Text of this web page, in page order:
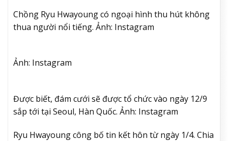
Chồng Ryu Hwayoung có ngoại hình thu hút không
thua người nổi tiếng. Ảnh: Instagram
Ảnh: Instagram
Được biết, đám cưới sẽ được tổ chức vào ngày 12/9
sắp tới tại Seoul, Hàn Quốc. Ảnh: Instagram
Ryu Hwayoung công bố tin kết hôn từ ngày 1/4. Chia